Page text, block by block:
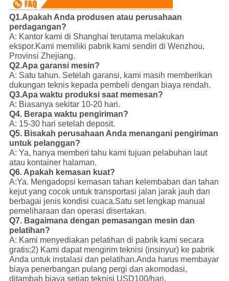
Q1.Apakah Anda produsen atau perusahaan
perdagangan?
A: Kantor kami di Shanghai terutama melakukan
ekspor.Kami memiliki pabrik kami sendiri di Wenzhou,
Provinsi Zhejiang.
Q2.Apa garansi mesin?
A: Satu tahun. Setelah garansi, kami masih memberikan
dukungan teknis kepada pembeli dengan biaya rendah.
Q3.Apa waktu produksi saat memesan?
A: Biasanya sekitar 10-20 hari.
Q4. Berapa waktu pengiriman?
A: 15-30 hari setelah deposit.
Q5. Bisakah perusahaan Anda menangani pengiriman
untuk pelanggan?
A: Ya, hanya memberi tahu kami tujuan pelabuhan laut
atau kontainer halaman.
Q6. Apakah kemasan kuat?
A:Ya. Mengadopsi kemasan tahan kelembaban dan tahan
kejut yang cocok untuk transportasi jalan jarak jauh dan
berbagai jenis kondisi cuaca.Satu set lengkap manual
pemeliharaan dan operasi disertakan.
Q7. Bagaimana dengan pemasangan mesin dan
pelatihan?
A: Kami menyediakan pelatihan di pabrik kami secara
gratis;2) Kami dapat mengirim teknisi (insinyur) ke pabrik
Anda untuk instalasi dan pelatihan.Anda harus membayar
biaya penerbangan pulang pergi dan akomodasi,
ditambah biaya setiap teknisi USD100/hari.